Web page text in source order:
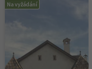
Na vyžádání